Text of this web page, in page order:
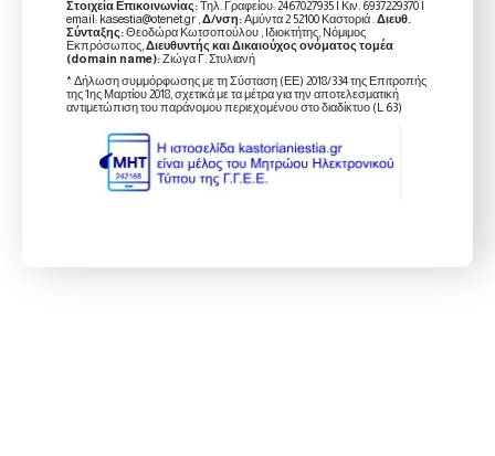
Στοιχεία Επικοινωνίας:Τηλ. Γραφείου: 2467027935 | Κιν. 6937229370 |
email: kasestia@otenet.gr , Δ/νση:Αμύντα 2 52100 Καστοριά . Διευθ.
Σύνταξης:Θεοδώρα Κωτσοπούλου , Ιδιοκτήτης, Νόμιμος
Εκπρόσωπος, Διευθυντής και Δικαιούχος ονόματος τομέα
(domain name):Ζιώγα Γ. Στυλιανή
* Δήλωση συμμόρφωσης με τη Σύσταση (ΕΕ) 2018/334 της Επιτροπής
της 1ης Μαρτίου 2018, σχετικά με τα μέτρα για την αποτελεσματική
αντιμετώπιση του παράνομου περιεχομένου στο διαδίκτυο (L 63)